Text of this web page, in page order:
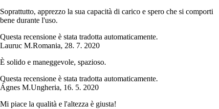
Soprattutto, apprezzo la sua capacità di carico e spero che si comporti
bene durante l'uso.
Questa recensione è stata tradotta automaticamente.
Lauruc M.Romania, 28. 7. 2020
È solido e maneggevole, spazioso.
Questa recensione è stata tradotta automaticamente.
Ágnes M.Ungheria, 16. 5. 2020
Mi piace la qualità e l'altezza è giusta!